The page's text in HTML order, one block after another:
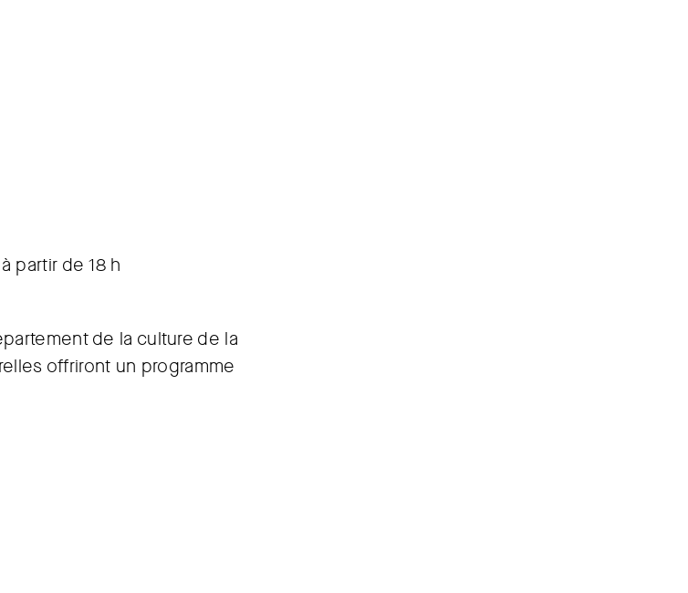
partir de 18 h
de la culture de la
offriront un programme